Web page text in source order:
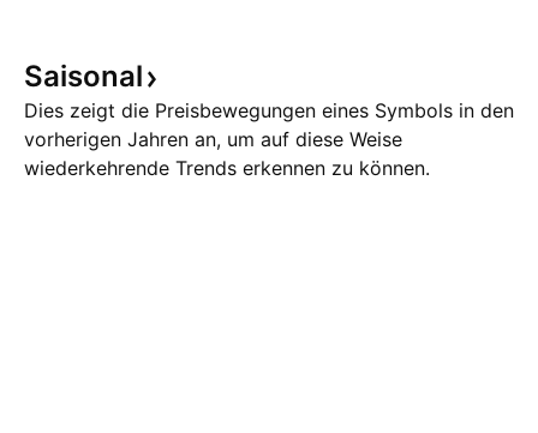
Saisonal
Dies zeigt die Preisbewegungen eines Symbols in den
vorherigen Jahren an, um auf diese Weise
wiederkehrende Trends erkennen zu können.